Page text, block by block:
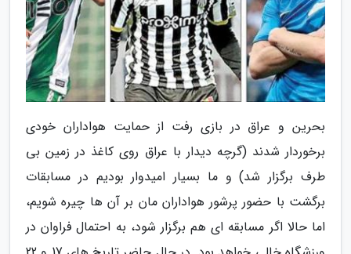
بحرین و عراق در بازی رفت از حمایت هواداران خودی
برخوردار شدند (گرچه دیدار با عراق روی کاغذ در زمین بی
طرف برگزار شد) و ما بسیار امیدوار بودیم در مسابقات
برگشت با حضور پرشور هواداران مان بر آن ها چیره شویم،
اما حالا اگر مسابقه ای هم برگزار شود، به احتمال فراوان در